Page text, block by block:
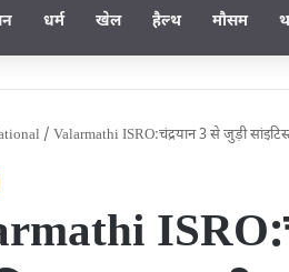
धर्म खेल हैल्‍थ मौसम
/ Valarmathi ISRO:चंद्रयान 3 से जुड़ी